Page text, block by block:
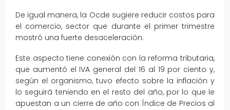
De igual manera, la Ocde sugiere reducir costos para
el comercio, sector que durante el primer trimestre
mostró una fuerte desaceleración.
Este aspecto tiene conexión con la reforma tributaria,
que aumentó el IVA general del 16 al 19 por ciento y,
según el organismo, tuvo efecto sobre la inflación y
lo seguirá teniendo en el resto del año, por lo que le
apuestan a un cierre de año con Índice de Precios al